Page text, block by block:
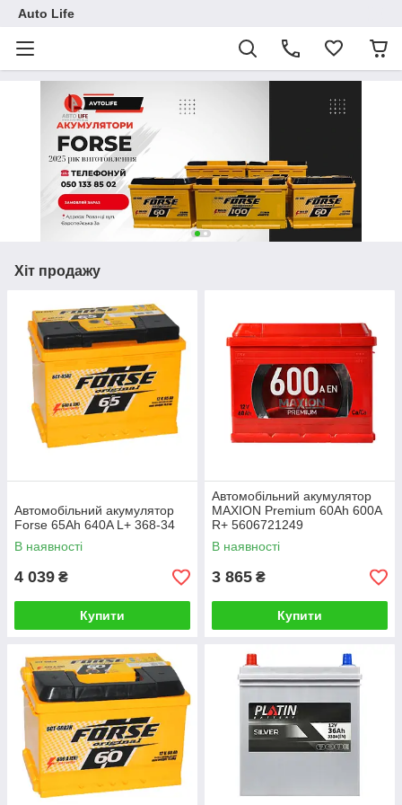
Auto Life
Хіт продажу
Автомобільний акумулятор
Forse 65Ah 640A L+ 368-34
В наявності
4 039 ₴
Купити
Автомобільний акумулятор
MAXION Premium 60Аh 600A
R+ 5606721249
В наявності
3 865 ₴
Купити